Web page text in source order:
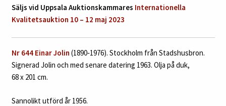
Säljs vid Uppsala Auktionskammares Internationella
Kvalitetsauktion 10 – 12 maj 2023
Nr 644 Einar Jolin (1890‑1976). Stockholm från Stadshusbron.
Signerad Jolin och med senare datering 1963. Olja på duk,
68 x 201 cm.
Sannolikt utförd år 1956.